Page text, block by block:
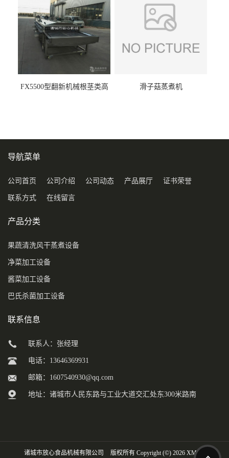
FX5500型翻新机械根茎类高
滑子菇蒸煮机
导航菜单
公司首页 公司介绍 公司动态 产品展厅 证书荣誉
联系方式 在线留言
产品分类
果蔬清洗风干蒸煮设备
净菜加工设备
酱菜加工设备
巴氏杀菌加工设备
联系信息
联系人：张经理
电话：13646369931
邮箱： 1607540930@qq.com
地址：诸城市人民东路与工业大道交汇处东300米路南
诸城市放心食品机械有限公司 版权所有 Copyright (©) 2026 XML